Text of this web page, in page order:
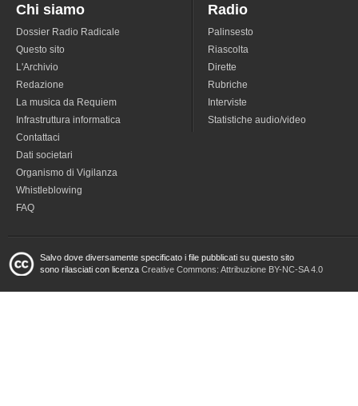
Chi siamo
Dossier Radio Radicale
Questo sito
L'Archivio
Redazione
La musica da Requiem
Infrastruttura informatica
Contattaci
Dati societari
Organismo di Vigilanza
Whistleblowing
FAQ
Radio
Palinsesto
Riascolta
Dirette
Rubriche
Interviste
Statistiche audio/video
Salvo dove diversamente specificato i file pubblicati su questo sito
sono rilasciati con licenza Creative Commons: Attribuzione BY-NC-SA 4.0